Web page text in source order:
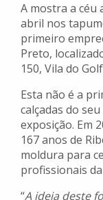
A mostra a céu
abril nos
primeiro
Preto,
150, Vila do
Esta não é a
calçadas do
exposição. Em
167 anos de
moldura para
profissionais
“A ideia deste